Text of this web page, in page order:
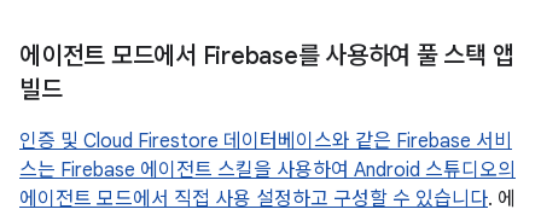
에이전트 모드에서 Firebase를 사용하여 풀 스택 앱
빌드
인증 및 Cloud Firestore 데이터베이스와 같은 Firebase 서비
스는 Firebase 에이전트 스킬을 사용하여 Android 스튜디오의
에이전트 모드에서 직접 사용 설정하고 구성할 수 있습니다. 에